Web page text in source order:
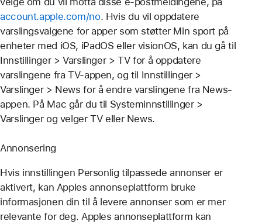
account.apple.com/no. Hvis du vil oppdatere
varslingsvalgene for apper som støtter Min sport på
enheter med iOS, iPadOS eller visionOS, kan du gå til
Innstillinger > Varslinger > TV for å oppdatere
varslingene fra TV-appen, og til Innstillinger >
Varslinger > News for å endre varslingene fra News-
appen. På Mac går du til Systeminnstillinger >
Varslinger og velger TV eller News.
Annonsering
Hvis innstillingen Personlig tilpassede annonser er
aktivert, kan Apples annonseplattform bruke
informasjonen din til å levere annonser som er mer
relevante for deg. Apples annonseplattform kan